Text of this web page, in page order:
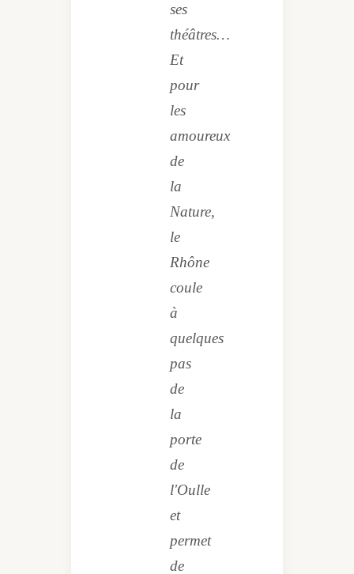
ses
théâtres…
Et
pour
les
amoureux
de
la
Nature,
le
Rhône
coule
à
quelques
pas
de
la
porte
de
l'Oulle
et
permet
de